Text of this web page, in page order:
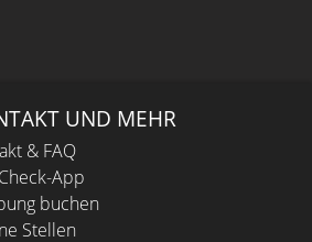
UND MEHR
& FAQ
App
buchen
Stellen